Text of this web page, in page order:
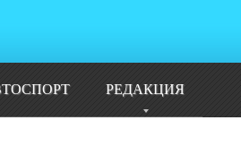
РЕДАКЦИЯ